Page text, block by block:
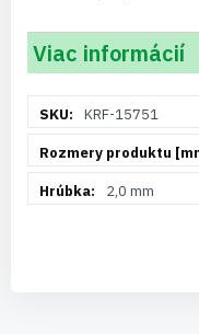
Viac informácií
informáciíKRF-15751
2,0 mm